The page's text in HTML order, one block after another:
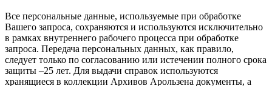
Все персональные данные, используемые при обработке
Вашего запроса, сохраняются и используются исключительно
в рамках внутреннего рабочего процесса при обработке
запроса. Передача персональных данных, как правило,
следует только по согласованию или истечении полного срока
защиты –25 лет. Для выдачи справок используются
хранящиеся в коллекции Архивов Арользена документы, а